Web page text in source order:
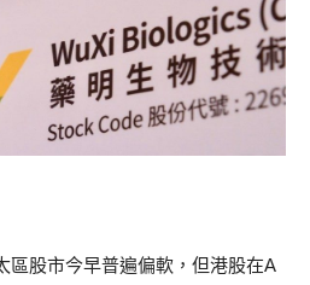
區股市今早普遍偏軟，但港股在A